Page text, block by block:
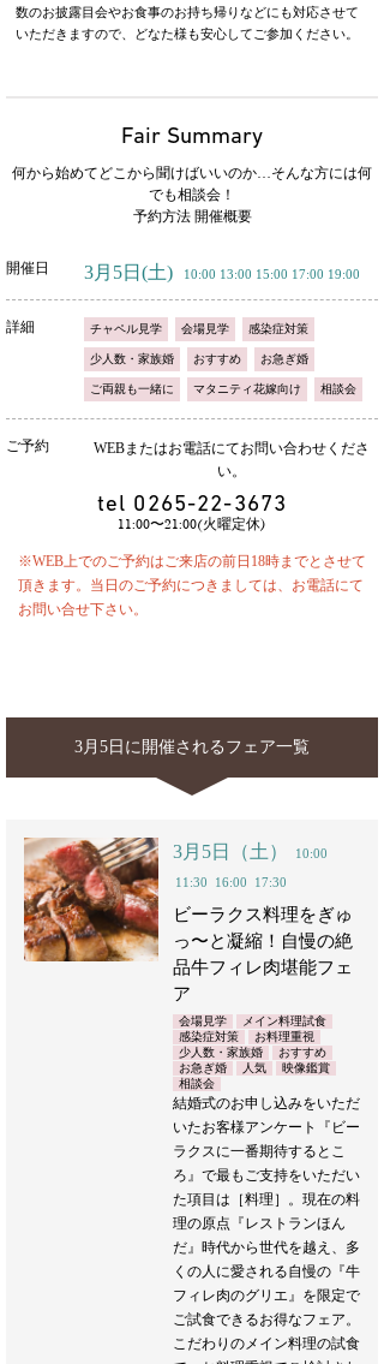
数のお披露目会やお食事のお持ち帰りなどにも対応させて
いただきますので、どなた様も安心してご参加ください。
Fair Summary
何から始めてどこから聞けばいいのか…そんな方には何
でも相談会！
予約方法 開催概要
開催日 3月5日 (土) 10:00 13:00 15:00 17:00 19:00
詳細 チャペル見学 会場見学 感染症対策
少人数・家族婚 おすすめ お急ぎ婚
ご両親も一緒に マタニティ花嫁向け 相談会
ご予約
WEBまたはお電話にてお問い合わせくださ
い。
tel 0265-22-3673
11:00〜21:00(火曜定休)
※WEB上でのご予約はご来店の前日18時までとさせて
頂きます。当日のご予約につきましては、お電話にて
お問い合せ下さい。
3月5日に開催されるフェア一覧
3月5日（土）
10:00
11:30
16:00 17:30
ビーラクス料理をぎゅ
っ〜と凝縮！自慢の絶
品牛フィレ肉堪能フェ
ア
会場見学
メイン料理試食
感染症対策
お料理重視
少人数・家族婚
おすすめ
お急ぎ婚
人気
映像鑑賞
相談会
結婚式のお申し込みをいただ
いたお客様アンケート『ビー
ラクスに一番期待するとこ
ろ』で最もご支持をいただい
た項目は［料理］。現在の料
理の原点『レストランほん
だ』時代から世代を越え、多
くの人に愛される自慢の『牛
フィレ肉のグリエ』を限定で
ご試食できるお得なフェア。
こだわりのメイン料理の試食